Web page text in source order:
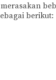
berikut: